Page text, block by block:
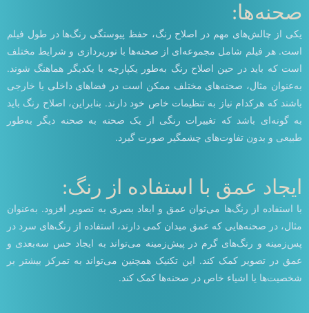
صحنه‌ها:
یکی از چالش‌های مهم در اصلاح رنگ، حفظ پیوستگی رنگ‌ها در طول فیلم
است. هر فیلم شامل مجموعه‌ای از صحنه‌ها با نورپردازی و شرایط مختلف
است که باید در حین اصلاح رنگ به‌طور یکپارچه با یکدیگر هماهنگ شوند.
به‌عنوان مثال، صحنه‌های مختلف ممکن است در فضاهای داخلی یا خارجی
باشند که هرکدام نیاز به تنظیمات خاص خود دارند. بنابراین، اصلاح رنگ باید
به گونه‌ای باشد که تغییرات رنگی از یک صحنه به صحنه دیگر به‌طور
طبیعی و بدون تفاوت‌های چشمگیر صورت گیرد.
ایجاد عمق با استفاده از رنگ:
با استفاده از رنگ‌ها می‌توان عمق و ابعاد بصری به تصویر افزود. به‌عنوان
مثال، در صحنه‌هایی که عمق میدان کمی دارند، استفاده از رنگ‌های سرد در
پس‌زمینه و رنگ‌های گرم در پیش‌زمینه می‌تواند به ایجاد حس سه‌بعدی و
عمق در تصویر کمک کند. این تکنیک همچنین می‌تواند به تمرکز بیشتر بر
شخصیت‌ها یا اشیاء خاص در صحنه‌ها کمک کند.